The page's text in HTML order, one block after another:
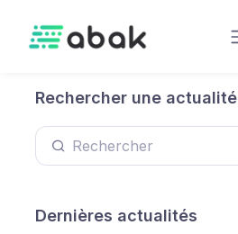
Rechercher une actualité
Dernières actualités